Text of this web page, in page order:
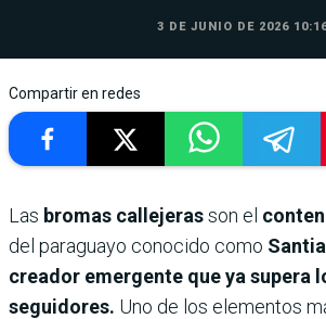
3 DE JUNIO DE 2026
Compartir en redes
Las bromas callejerasson el
del paraguayo conocido como
creador emergente que ya supera
seguidores. Uno de los elementos